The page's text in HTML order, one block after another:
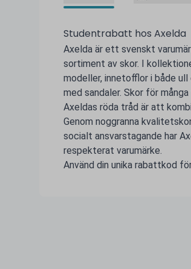
Studentrabatt hos Axelda
Axelda är ett svenskt
sortiment av skor. I
modeller, innetofflor i både
med sandaler. Skor för
Axeldas röda tråd är att
Genom noggranna
socialt ansvarstagande har
respekterat varumärke.
Använd din unika rabattkod